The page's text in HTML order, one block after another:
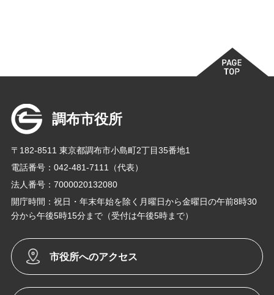
調布市役所
〒182-8511 東京都調布市小島町2丁目35番地1
電話番号：042-481-7111（代表）
法人番号：7000020132080
開庁時間：祝日・年末年始を除く月曜日から金曜日の午前8時30
分から午後5時15分まで（受付は午後5時まで）
市役所へのアクセス